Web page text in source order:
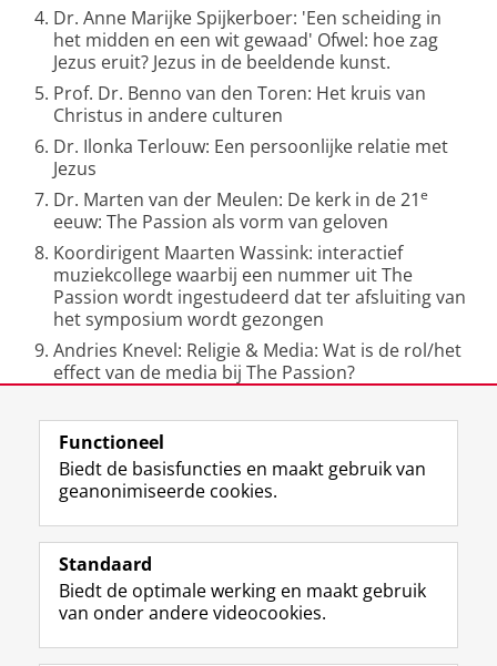
Dr. Anne Marijke Spijkerboer: 'Een scheiding in
het midden en een wit gewaad' Ofwel: hoe zag
Jezus eruit? Jezus in de beeldende kunst.
Prof. Dr. Benno van den Toren: Het kruis van
Christus in andere culturen
Dr. Ilonka Terlouw: Een persoonlijke relatie met
Jezus
Dr. Marten van der Meulen: De kerk in de 21e
eeuw: The Passion als vorm van geloven
Koordirigent Maarten Wassink: interactief
muziekcollege waarbij een nummer uit The
Passion wordt ingestudeerd dat ter afsluiting van
het symposium wordt gezongen
Andries Knevel: Religie & Media: Wat is de rol/het
effect van de media bij The Passion?
Laatst gewijzigd: 12 juni 2023 20:09
Volg de RUG
F
a
e
b
L
i
k
e
R
S
-
f
I
n
t
Y
o
T
Studiekiezers
Functioneel
Biedt de basisfuncties en maakt gebruik van
geanonimiseerde cookies.
Standaard
Biedt de optimale werking en maakt gebruik
van onder andere videocookies.